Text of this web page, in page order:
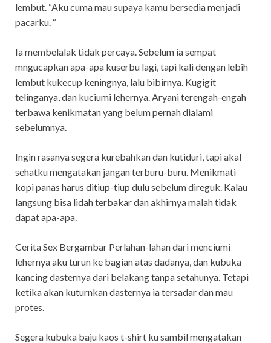
lembut. “Aku cuma mau supaya kamu bersedia menjadi
pacarku. “
Ia membelalak tidak percaya. Sebelum ia sempat
mngucapkan apa-apa kuserbu lagi, tapi kali dengan lebih
lembut kukecup keningnya, lalu bibirnya. Kugigit
telinganya, dan kuciumi lehernya. Aryani terengah-engah
terbawa kenikmatan yang belum pernah dialami
sebelumnya.
Ingin rasanya segera kurebahkan dan kutiduri, tapi akal
sehatku mengatakan jangan terburu-buru. Menikmati
kopi panas harus ditiup-tiup dulu sebelum direguk. Kalau
langsung bisa lidah terbakar dan akhirnya malah tidak
dapat apa-apa.
Cerita Sex Bergambar Perlahan-lahan dari menciumi
lehernya aku turun ke bagian atas dadanya, dan kubuka
kancing dasternya dari belakang tanpa setahunya. Tetapi
ketika akan kuturnkan dasternya ia tersadar dan mau
protes.
Segera kubuka baju kaos t-shirt ku sambil mengatakan